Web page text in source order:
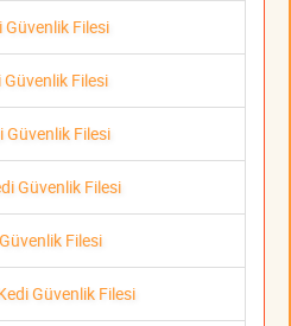
Güvenlik Filesi
Filesi
Güvenlik Filesi
Güvenlik Filesi
Filesi
Güvenlik Filesi